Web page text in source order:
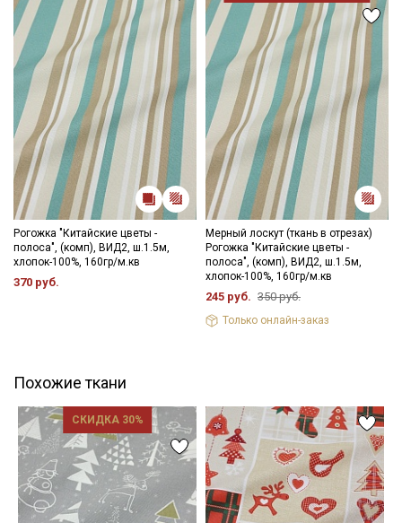
Рогожка "Китайские цветы -
полоса", (комп), ВИД2, ш.1.5м,
хлопок-100%, 160гр/м.кв
370 руб.
Мерный лоскут (ткань в отрезах)
Рогожка "Китайские цветы -
полоса", (комп), ВИД2, ш.1.5м,
хлопок-100%, 160гр/м.кв
245 руб. 350 руб.
Только онлайн-заказ
Похожие ткани
СКИДКА 30%